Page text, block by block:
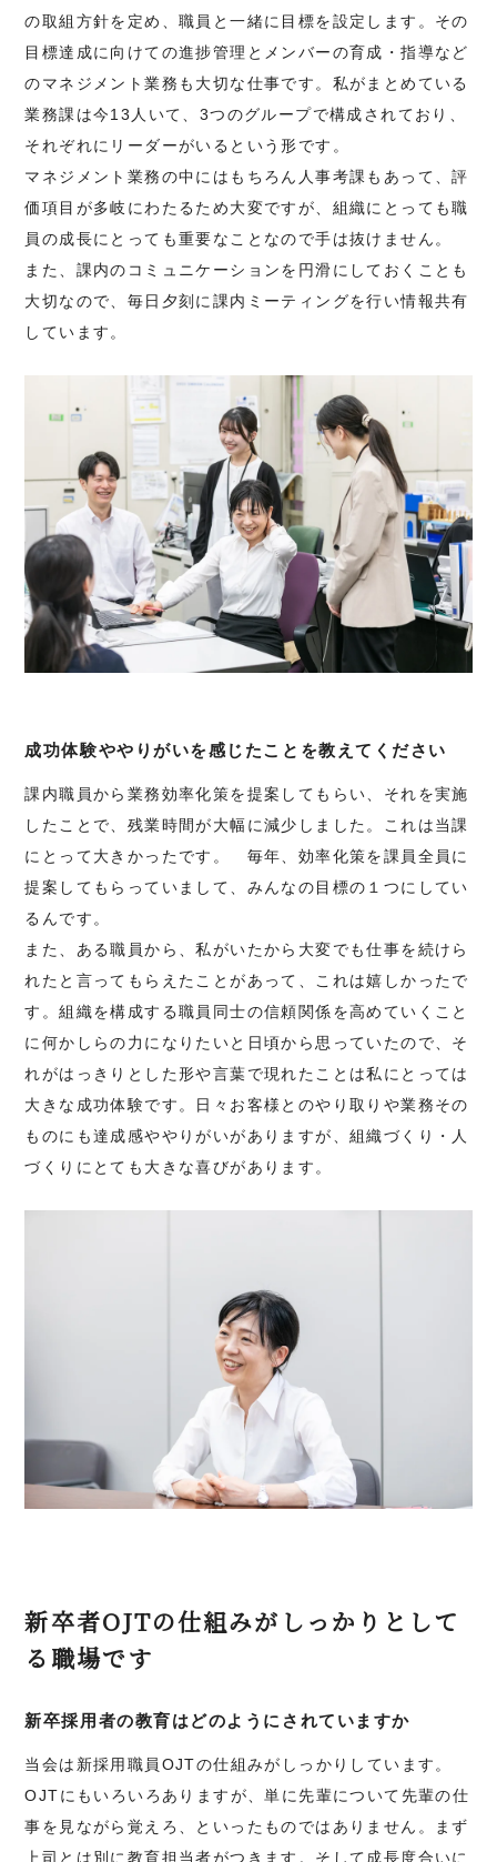
の取組方針を定め、職員と一緒に目標を設定します。その
目標達成に向けての進捗管理とメンバーの育成・指導など
のマネジメント業務も大切な仕事です。私がまとめている
業務課は今13人いて、3つのグループで構成されており、
それぞれにリーダーがいるという形です。
マネジメント業務の中にはもちろん人事考課もあって、評
価項目が多岐にわたるため大変ですが、組織にとっても職
員の成長にとっても重要なことなので手は抜けません。
また、課内のコミュニケーションを円滑にしておくことも
大切なので、毎日夕刻に課内ミーティングを行い情報共有
しています。
成功体験ややりがいを感じたことを教えてください
課内職員から業務効率化策を提案してもらい、それを実施
したことで、残業時間が大幅に減少しました。これは当課
にとって大きかったです。 毎年、効率化策を課員全員に
提案してもらっていまして、みんなの目標の１つにしてい
るんです。
また、ある職員から、私がいたから大変でも仕事を続けら
れたと言ってもらえたことがあって、これは嬉しかったで
す。組織を構成する職員同士の信頼関係を高めていくこと
に何かしらの力になりたいと日頃から思っていたので、そ
れがはっきりとした形や言葉で現れたことは私にとっては
大きな成功体験です。日々お客様とのやり取りや業務その
ものにも達成感ややりがいがありますが、組織づくり・人
づくりにとても大きな喜びがあります。
新卒者OJTの仕組みがしっかりとして
る職場です
新卒採用者の教育はどのようにされていますか
当会は新採用職員OJTの仕組みがしっかりしています。
OJTにもいろいろありますが、単に先輩について先輩の仕
事を見ながら覚えろ、といったものではありません。まず
上司とは別に教育担当者がつきます。そして成長度合いに